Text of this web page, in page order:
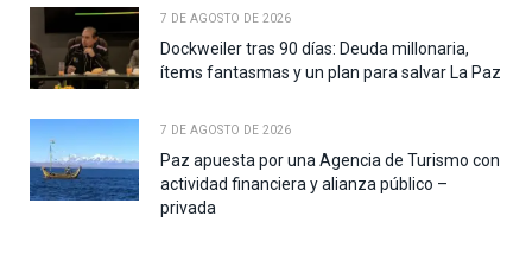
7 DE AGOSTO DE 2026
Dockweiler tras 90 días: Deuda millonaria,
ítems fantasmas y un plan para salvar La Paz
7 DE AGOSTO DE 2026
Paz apuesta por una Agencia de Turismo con
actividad financiera y alianza público –
privada